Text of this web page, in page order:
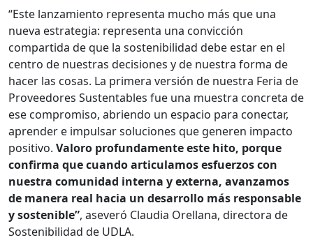
“Este lanzamiento representa mucho más que una
nueva estrategia: representa una convicción
compartida de que la sostenibilidad debe estar en el
centro de nuestras decisiones y de nuestra forma de
hacer las cosas. La primera versión de nuestra Feria de
Proveedores Sustentables fue una muestra concreta de
ese compromiso, abriendo un espacio para conectar,
aprender e impulsar soluciones que generen impacto
positivo. Valoro profundamente este hito, porque
confirma que cuando articulamos esfuerzos con
nuestra comunidad interna y externa, avanzamos
de manera real hacia un desarrollo más responsable
y sostenible”, aseveró Claudia Orellana, directora de
Sostenibilidad de UDLA.